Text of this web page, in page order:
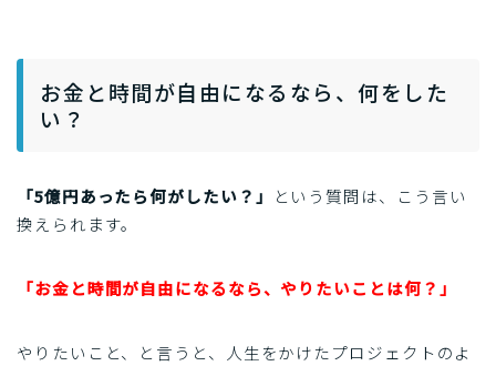
お金と時間が自由になるなら、何をした
い？
「5億円あったら何がしたい？」
という質問は、こう言い
換えられます。
「お金と時間が自由になるなら、やりたいことは何？」
やりたいこと、と言うと、人生をかけたプロジェクトのよ